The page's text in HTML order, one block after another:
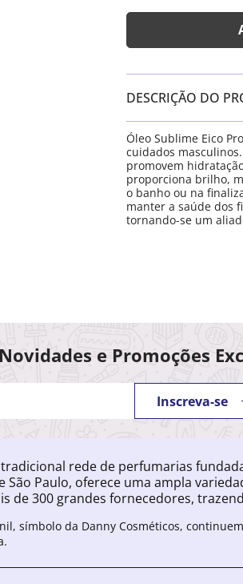
DESCRIÇÃO DO
Óleo Sublime Eico
cuidados
promovem
proporciona brilho,
o banho ou na
manter a saúde dos
tornando-se um
e Promoções
Inscreva-se
rede de perfumarias
São Paulo, oferece uma ampla
de 300 grandes fornecedores,
símbolo da Danny Cosméticos,